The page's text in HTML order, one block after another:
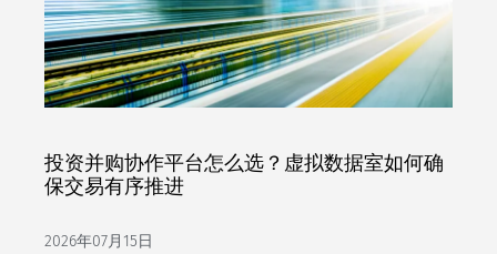
投资并购协作平台怎么选？虚拟数据室如何确
保交易有序推进
2026年07月15日